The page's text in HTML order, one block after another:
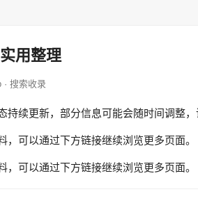
用整理
· 搜索收录
持续更新，部分信息可能会随时间调整，
，可以通过下方链接继续浏览更多页面。
，可以通过下方链接继续浏览更多页面。